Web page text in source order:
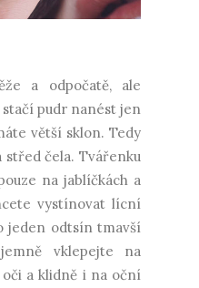
a odpočatě, ale
pudr nanést jen
větší sklon. Tedy
střed čela. Tvářenku
na jablíčkách a
vystínovat lícní
jeden odtsín tmavší
vklepejte na
a klidně i na oční